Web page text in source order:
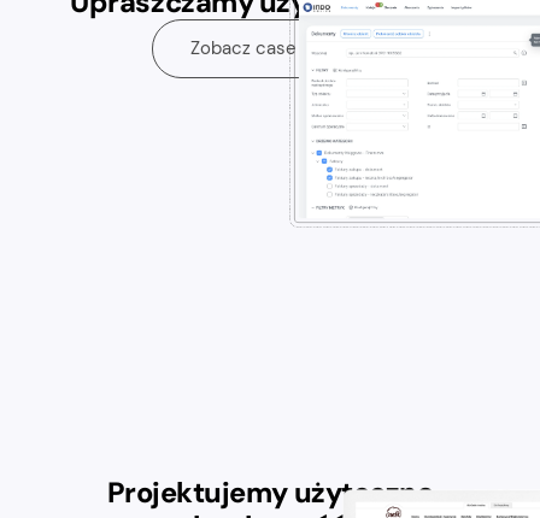
Zobacz case study
Projektujemy użyteczną